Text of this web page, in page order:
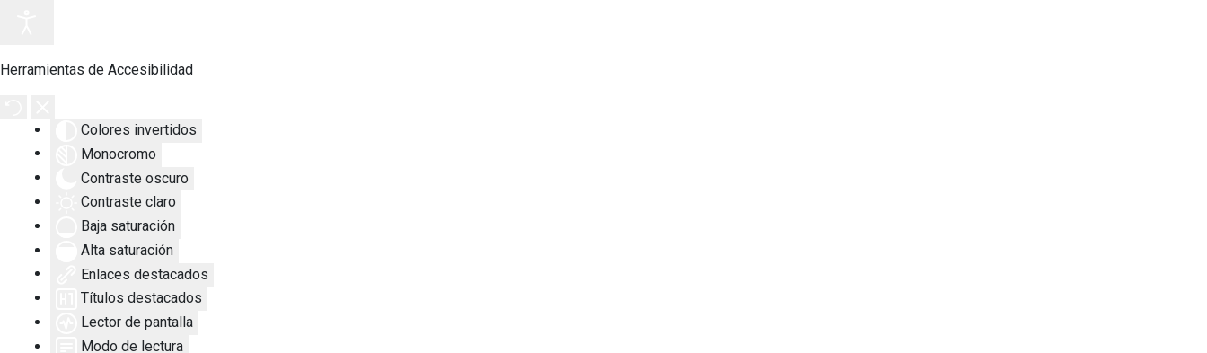
Herramientas de Accesibilidad
Colores invertidos
Monocromo
Contraste oscuro
Contraste claro
Baja saturación
Alta saturación
Enlaces destacados
Títulos destacados
Lector de pantalla
Modo de lectura